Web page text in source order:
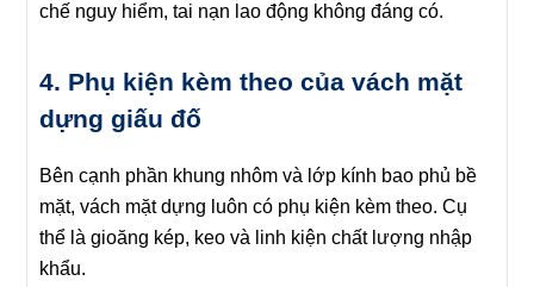
chế nguy hiểm, tai nạn lao động không đáng có.
4. Phụ kiện kèm theo của vách mặt
dựng giấu đố
Bên cạnh phần khung nhôm và lớp kính bao phủ bề
mặt, vách mặt dựng luôn có phụ kiện kèm theo. Cụ
thể là gioăng kép, keo và linh kiện chất lượng nhập
khẩu.